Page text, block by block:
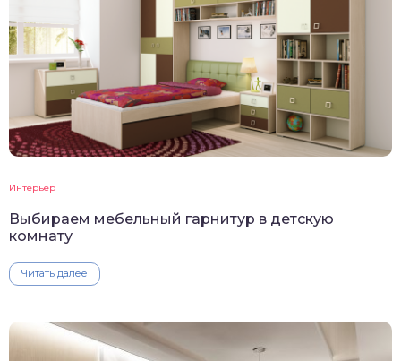
Интерьер
Выбираем мебельный гарнитур в детскую
комнату
Читать далее